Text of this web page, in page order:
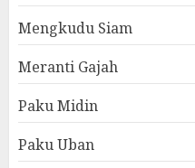
Mengkudu Siam
Meranti Gajah
Paku Midin
Paku Uban